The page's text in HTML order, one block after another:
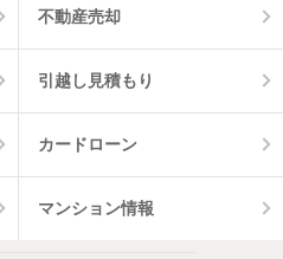
不動産売却
引越し見積もり
カードローン
マンション情報